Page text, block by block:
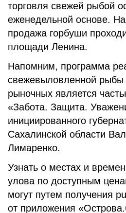
торговля свежей рыбой
еженедельной основе.
продажа горбуши
площади Ленина.
Напомним, программа
свежевыловленной
рыночных является
«Забота. Защита.
инициированного
Сахалинской области
Лимаренко.
Узнать о местах и
улова по доступным
могут путем получения
от приложения